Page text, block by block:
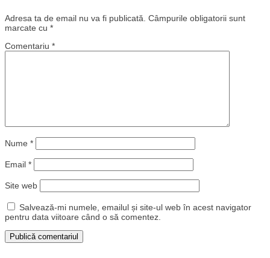
Adresa ta de email nu va fi publicată. Câmpurile obligatorii sunt
marcate cu *
Comentariu *
Nume *
Email *
Site web
Salvează-mi numele, emailul și site-ul web în acest navigator
pentru data viitoare când o să comentez.